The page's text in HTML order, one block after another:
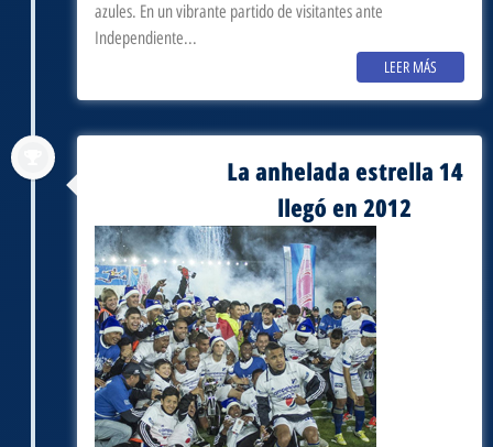
azules. En un vibrante partido de visitantes ante
Independiente...
LEER MÁS
La anhelada estrella 14
llegó en 2012